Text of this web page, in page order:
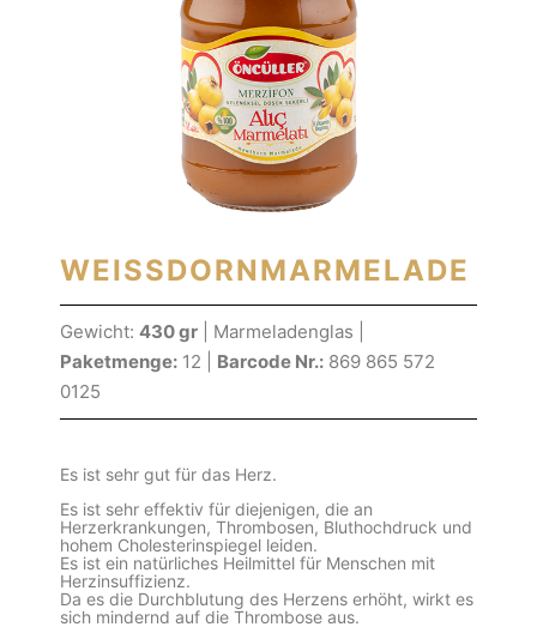
WEISSDORNMARMELADE
Gewicht: 430 gr | Marmeladenglas |
Paketmenge: 12 | Barcode Nr.: 869 865 572
0125
Es ist sehr gut für das Herz.
Es ist sehr effektiv für diejenigen, die an
Herzerkrankungen, Thrombosen, Bluthochdruck und
hohem Cholesterinspiegel leiden.
Es ist ein natürliches Heilmittel für Menschen mit
Herzinsuffizienz.
Da es die Durchblutung des Herzens erhöht, wirkt es
sich mindernd auf die Thrombose aus.